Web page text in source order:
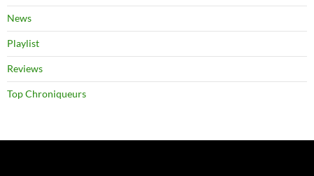
News
Playlist
Reviews
Top Chroniqueurs